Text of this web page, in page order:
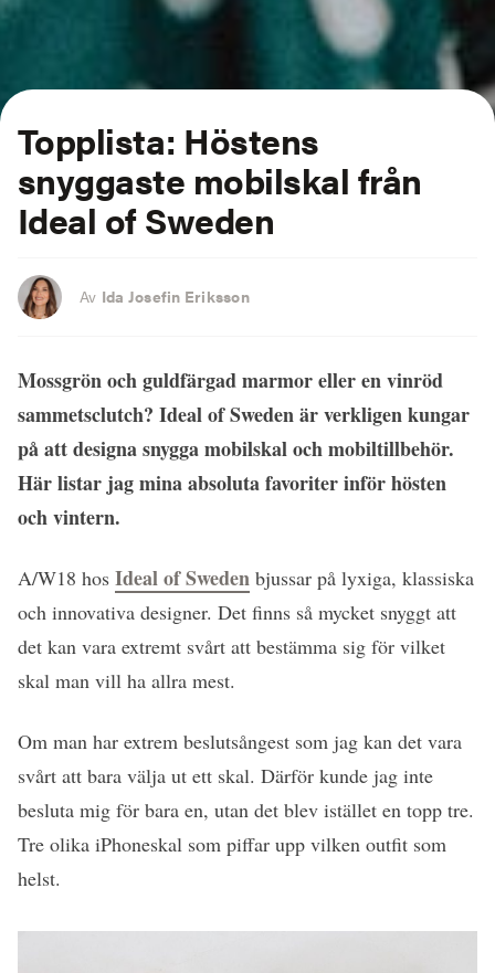
Topplista: Höstens
snyggaste mobilskal från
Ideal of Sweden
Av Ida Josefin Eriksson
Mossgrön och guldfärgad marmor eller en vinröd
sammetsclutch? Ideal of Sweden är verkligen kungar
på att designa snygga mobilskal och mobiltillbehör.
Här listar jag mina absoluta favoriter inför hösten
och vintern.
A/W18 hos Ideal of Sweden bjussar på lyxiga, klassiska
och innovativa designer. Det finns så mycket snyggt att
det kan vara extremt svårt att bestämma sig för vilket
skal man vill ha allra mest.
Om man har extrem beslutsångest som jag kan det vara
svårt att bara välja ut ett skal. Därför kunde jag inte
besluta mig för bara en, utan det blev istället en topp tre.
Tre olika iPhoneskal som piffar upp vilken outfit som
helst.